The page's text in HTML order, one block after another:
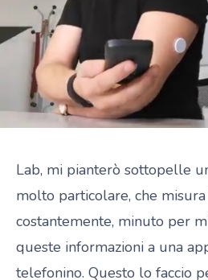
Lab, mi pianterò sottopelle
molto particolare, che
costantemente, minuto per
queste informazioni a una
telefonino. Questo lo faccio